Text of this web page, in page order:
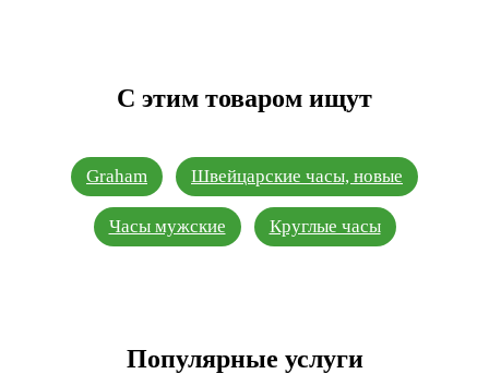
С этим товаром ищут
Graham Швейцарские часы, новые
Часы мужские Круглые часы
Популярные услуги